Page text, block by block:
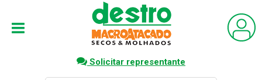
Solicitar representante